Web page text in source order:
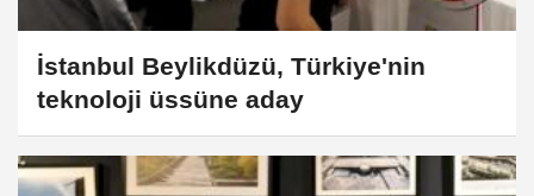
İstanbul Beylikdüzü, Türkiye'nin
teknoloji üssüne aday